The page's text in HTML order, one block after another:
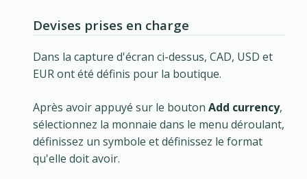
Devises prises en charge
Dans la capture d'écran ci-dessus, CAD, USD et
EUR ont été définis pour la boutique.
Après avoir appuyé sur le bouton Add currency,
sélectionnez la monnaie dans le menu déroulant,
définissez un symbole et définissez le format
qu'elle doit avoir.